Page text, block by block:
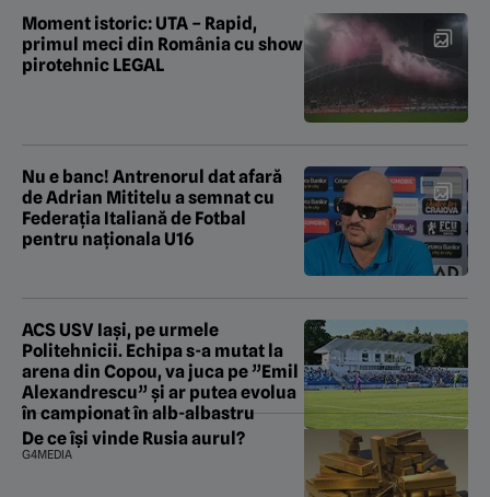
Moment istoric: UTA – Rapid,
primul meci din România cu show
pirotehnic LEGAL
Nu e banc! Antrenorul dat afară
de Adrian Mititelu a semnat cu
Federația Italiană de Fotbal
pentru naționala U16
ACS USV Iași, pe urmele
Politehnicii. Echipa s-a mutat la
arena din Copou, va juca pe ”Emil
Alexandrescu” și ar putea evolua
în campionat în alb-albastru
De ce își vinde Rusia aurul?
G4MEDIA